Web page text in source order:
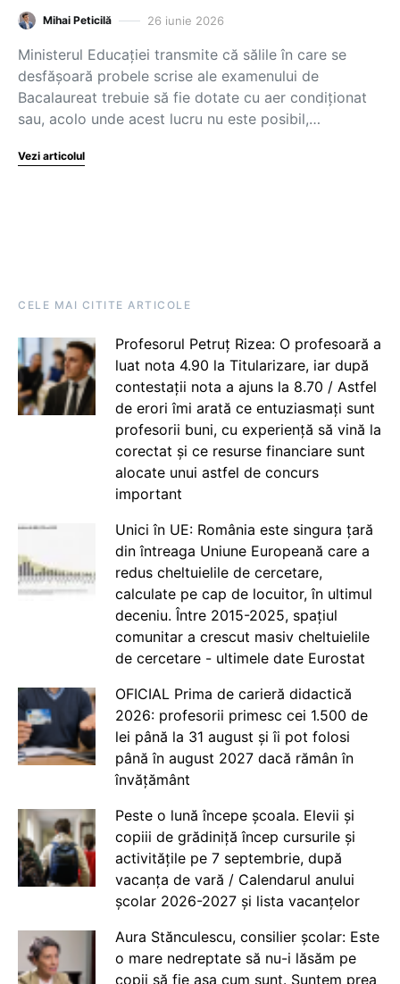
Mihai Peticilă 26 iunie 2026
Ministerul Educației transmite că sălile în care se
desfășoară probele scrise ale examenului de
Bacalaureat trebuie să fie dotate cu aer condiționat
sau, acolo unde acest lucru nu este posibil,…
Vezi articolul
CELE MAI CITITE ARTICOLE
Profesorul Petruț Rizea: O profesoară a
luat nota 4.90 la Titularizare, iar după
contestații nota a ajuns la 8.70 / Astfel
de erori îmi arată ce entuziasmați sunt
profesorii buni, cu experiență să vină la
corectat și ce resurse financiare sunt
alocate unui astfel de concurs
important
Unici în UE: România este singura țară
din întreaga Uniune Europeană care a
redus cheltuielile de cercetare,
calculate pe cap de locuitor, în ultimul
deceniu. Între 2015-2025, spațiul
comunitar a crescut masiv cheltuielile
de cercetare - ultimele date Eurostat
OFICIAL Prima de carieră didactică
2026: profesorii primesc cei 1.500 de
lei până la 31 august și îi pot folosi
până în august 2027 dacă rămân în
învățământ
Peste o lună începe școala. Elevii și
copiii de grădiniță încep cursurile și
activitățile pe 7 septembrie, după
vacanța de vară / Calendarul anului
școlar 2026-2027 și lista vacanțelor
Aura Stănculescu, consilier școlar: Este
o mare nedreptate să nu-i lăsăm pe
copii să fie așa cum sunt. Suntem prea